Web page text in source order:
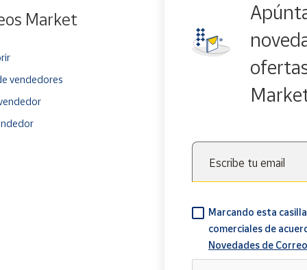
Market
vendedores
Escribe tu email
Marcando esta
comerciales de
Novedades de